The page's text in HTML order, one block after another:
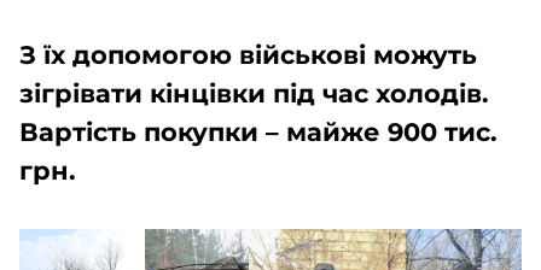
З їх допомогою військові можуть
зігрівати кінцівки під час холодів.
Вартість покупки – майже 900 тис.
грн.